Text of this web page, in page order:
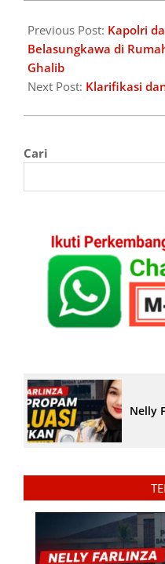
03-
27
Previous Post: Kapolri
Belasungkawa di
Ghalib
Next Post: Klarifikasi
Cari
Nelly